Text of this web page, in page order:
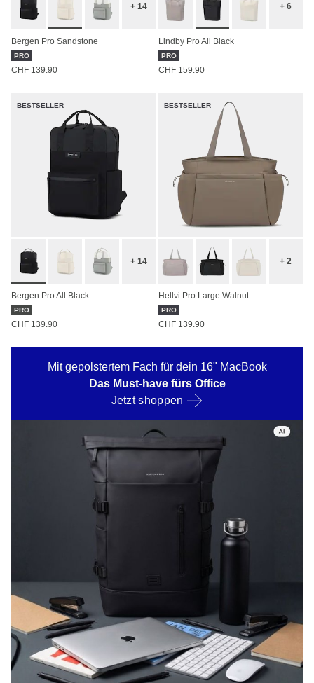
+ 14
Bergen Pro Sandstone
PRO
CHF 139.90
+ 6
Lindby Pro All Black
PRO
CHF 159.90
BESTSELLER
+ 14
Bergen Pro All Black
PRO
CHF 139.90
BESTSELLER
+ 2
Hellvi Pro Large Walnut
PRO
CHF 139.90
Mit gepolstertem Fach für dein 16" MacBook
Das Must-have fürs Office
Jetzt shoppen